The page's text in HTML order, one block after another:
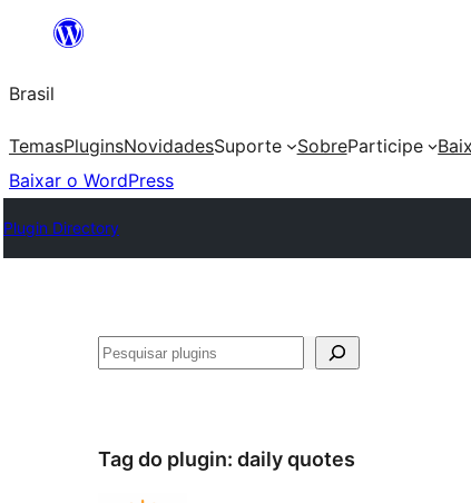
o
conteúdo
Brasil
TemasPluginsNovidadesSuporte SobreParticipe
Baixar o WordPress
Plugin Directory
Pesquisar
Tag do plugin: daily quotes